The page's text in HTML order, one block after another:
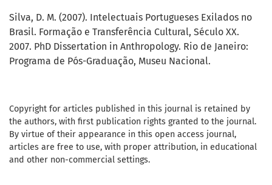
Silva, D. M. (2007). Intelectuais Portugueses Exilados no
Brasil. Formação e Transferência Cultural, Século XX.
2007. PhD Dissertation in Anthropology. Rio de Janeiro:
Programa de Pós-Graduação, Museu Nacional.
Copyright for articles published in this journal is retained by
the authors, with first publication rights granted to the journal.
By virtue of their appearance in this open access journal,
articles are free to use, with proper attribution, in educational
and other non-commercial settings.